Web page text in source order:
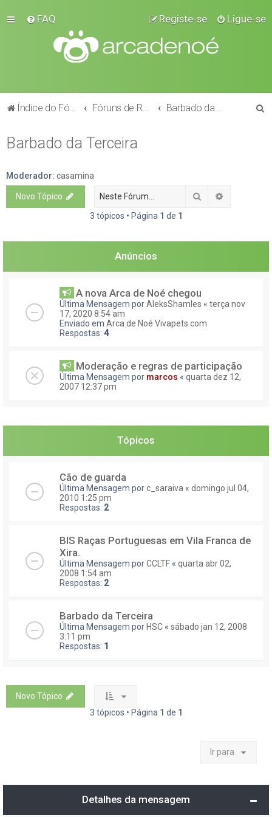
FAQ Ligue-se
Registe-se
Índice do Fórum
r
Barbado da Terceira
Moderador: casamina
Novo Tópico Pesquisar
3 tópicos • Página 1 de 1
Anúncios
A nova Arca de Noé chegou
Última Mensagem porAleksShamles « terça nov
17, 2020 8:54 am
Enviado em Arca de Noé Vivapets.com
Respostas: 4
Moderação e regras de participação
Última Mensagem por marcos « quarta dez 12,
2007 12:37 pm
Tópicos
Cão de guarda
Última Mensagem porc_saraiva « domingo jul 04,
2010 1:25 pm
Respostas: 2
BIS Raças Portuguesas em Vila Franca de
Xira.
Última Mensagem porCCLTF « quarta abr 02,
2008 1:54 am
Respostas: 2
Barbado da Terceira
Última Mensagem por HSC « sábado jan 12, 2008
3:11 pm
Respostas: 1
Novo Tópico
3 tópicos • Página 1 de 1
Ir para
Detalhes da mensagem